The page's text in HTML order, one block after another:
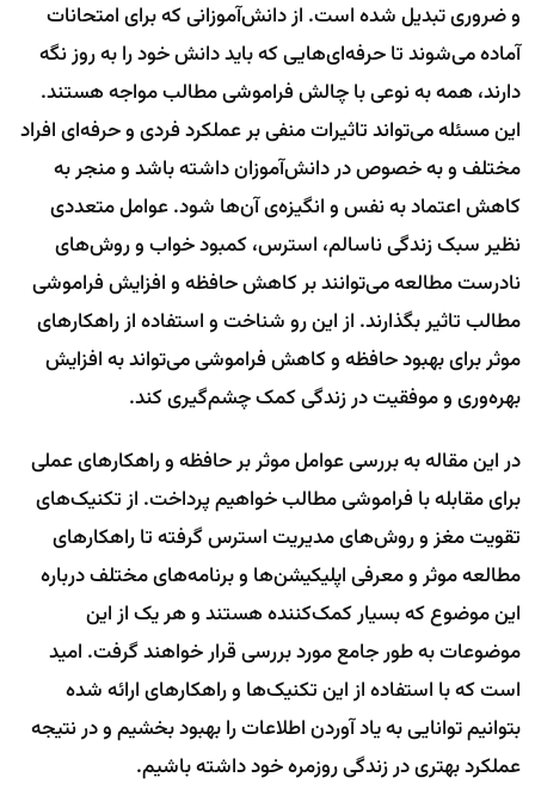
و ضروری تبدیل شده است. از دانش‌آموزانی که برای امتحانات
آماده می‌شوند تا حرفه‌ای‌هایی که باید دانش خود را به روز نگه
دارند، همه به نوعی با چالش فراموشی مطالب مواجه هستند.
این مسئله می‌تواند تاثیرات منفی بر عملکرد فردی و حرفه‌ای افراد
مختلف و به خصوص در دانش‌آموزان داشته باشد و منجر به
کاهش اعتماد به نفس و انگیزه‌ی آن‌ها شود. عوامل متعددی
نظیر سبک زندگی ناسالم، استرس، کمبود خواب و روش‌های
نادرست مطالعه می‌توانند بر کاهش حافظه و افزایش فراموشی
مطالب تاثیر بگذارند. از این رو شناخت و استفاده از راهکار‌های
موثر برای بهبود حافظه و کاهش فراموشی می‌تواند به افزایش
بهره‌وری و موفقیت در زندگی کمک چشم‌گیری کند.
در این مقاله به بررسی عوامل موثر بر حافظه و راهکار‌های عملی
برای مقابله با فراموشی مطالب خواهیم پرداخت. از تکنیک‌های
تقویت مغز و روش‌های مدیریت استرس گرفته تا راهکار‌های
مطالعه موثر و معرفی اپلیکیشن‌ها و برنامه‌های مختلف درباره
این موضوع که بسیار کمک‌کننده هستند و هر یک از این
موضوعات به طور جامع مورد بررسی قرار خواهند گرفت. امید
است که با استفاده از این تکنیک‌ها و راهکار‌های ارائه شده
بتوانیم توانایی به یاد آوردن اطلاعات را بهبود بخشیم و در نتیجه
عملکرد بهتری در زندگی روزمره خود داشته باشیم.